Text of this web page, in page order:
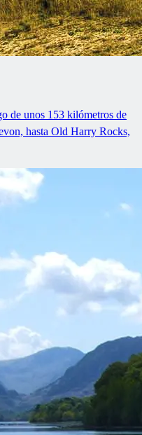
de unos 153 kilómetros de
hasta Old Harry Rocks,